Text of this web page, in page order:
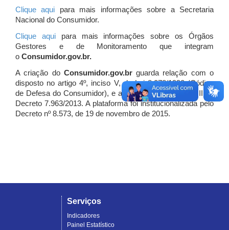
Clique aqui para mais informações sobre a Secretaria
Nacional do Consumidor.
Clique aquipara mais informações sobre os Órgãos
Gestores e de Monitoramento que integram
o Consumidor.gov.br.
A criação do Consumidor.gov.brguarda relação com o
disposto no artigo 4º, inciso V, da Lei 8.078/1990 (Código
de Defesa do Consumidor), e artigo 7º, incisos I, II e III do
Decreto 7.963/2013. A plataforma foi institucionalizada pelo
Decreto nº 8.573, de 19 de novembro de 2015.
Serviços
Indicadores
Painel Estatístico